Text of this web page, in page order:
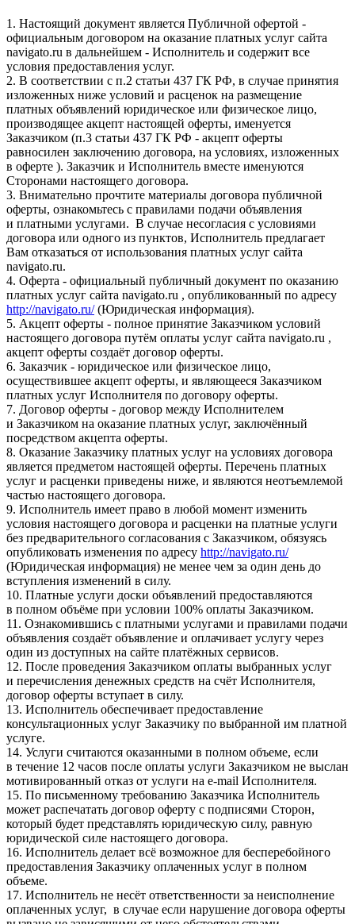
1. Настоящий документ является Публичной офертой -
официальным договором на оказание платных услуг сайта
navigato.ru в дальнейшем - Исполнитель и содержит все
условия предоставления услуг.
2. В соответствии с п.2 статьи 437 ГК РФ, в случае принятия
изложенных ниже условий и расценок на размещение
платных объявлений юридическое или физическое лицо,
производящее акцепт настоящей оферты, именуется
Заказчиком (п.3 статьи 437 ГК РФ - акцепт оферты
равносилен заключению договора, на условиях, изложенных
в оферте ). Заказчик и Исполнитель вместе именуются
Сторонами настоящего договора.
3. Внимательно прочтите материалы договора публичной
оферты, ознакомьтесь с правилами подачи объявления
и платными услугами. В случае несогласия с условиями
договора или одного из пунктов, Исполнитель предлагает
Вам отказаться от использования платных услуг сайта
navigato.ru.
4. Оферта - официальный публичный документ по оказанию
платных услуг сайта navigato.ru , опубликованный по адресу
http://navigato.ru/(Юридическая информация).
5. Акцепт оферты - полное принятие Заказчиком условий
настоящего договора путём оплаты услуг сайта navigato.ru ,
акцепт оферты создаёт договор оферты.
6. Заказчик - юридическое или физическое лицо,
осуществившее акцепт оферты, и являющееся Заказчиком
платных услуг Исполнителя по договору оферты.
7. Договор оферты - договор между Исполнителем
и Заказчиком на оказание платных услуг, заключённый
посредством акцепта оферты.
8. Оказание Заказчику платных услуг на условиях договора
является предметом настоящей оферты. Перечень платных
услуг и расценки приведены ниже, и являются неотъемлемой
частью настоящего договора.
9. Исполнитель имеет право в любой момент изменить
условия настоящего договора и расценки на платные услуги
без предварительного согласования с Заказчиком, обязуясь
опубликовать изменения по адресу http://navigato.ru/
(Юридическая информация) не менее чем за один день до
вступления изменений в силу.
10. Платные услуги доски объявлений предоставляются
в полном объёме при условии 100% оплаты Заказчиком.
11. Ознакомившись с платными услугами и правилами подачи
объявления создаёт объявление и оплачивает услугу через
один из доступных на сайте платёжных сервисов.
12. После проведения Заказчиком оплаты выбранных услуг
и перечисления денежных средств на счёт Исполнителя,
договор оферты вступает в силу.
13. Исполнитель обеспечивает предоставление
консультационных услуг Заказчику по выбранной им платной
услуге.
14. Услуги считаются оказанными в полном объеме, если
в течение 12 часов после оплаты услуги Заказчиком не выслан
мотивированный отказ от услуги на e-mail Исполнителя.
15. По письменному требованию Заказчика Исполнитель
может распечатать договор оферту с подписями Сторон,
который будет представлять юридическую силу, равную
юридической силе настоящего договора.
16. Исполнитель делает всё возможное для бесперебойного
предоставления Заказчику оплаченных услуг в полном
объеме.
17. Исполнитель не несёт ответственности за неисполнение
оплаченных услуг, в случае если нарушение договора оферты